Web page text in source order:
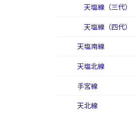
天塩線（三代）
天塩線（四代）
天塩南線
天塩北線
手宮線
天北線